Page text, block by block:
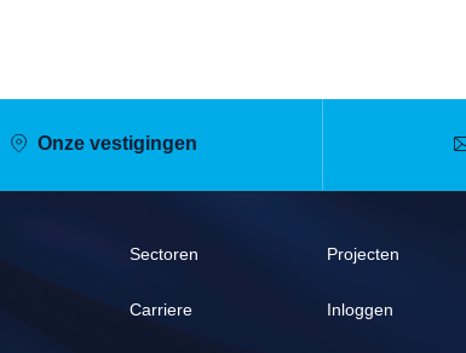
Onze vestigingen
Sectoren Projecten
Carriere Inloggen